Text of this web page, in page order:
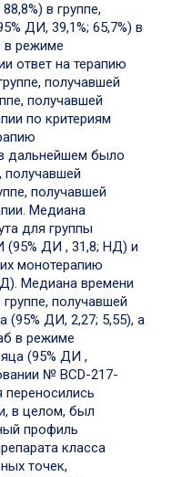
в группе,
ДИ, 39,1%; 65,7%) в
в режиме
ответ на терапию
получавшей
получавшей
по критериям
дальнейшем было
получавшей
получавшей
Медиана
для группы
(95% ДИ , 31,8; НД) и
монотерапию
Медиана времени
получавшей
(95% ДИ, 2,27; 5,55), а
в режиме
(95% ДИ ,
№ BCD-217-
переносились
в целом, был
профиль
класса
точек,